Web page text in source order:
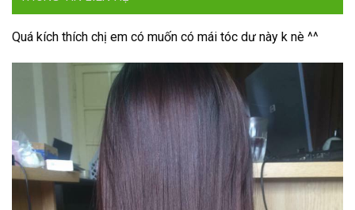
Quá kích thích chị em có muốn có mái tóc dư này k nè ^^